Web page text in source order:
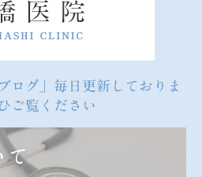
ログ」毎日更新しておりま
ご覧ください